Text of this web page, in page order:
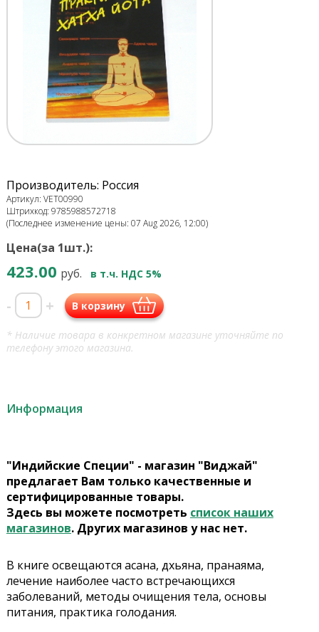
Производитель: Россия
Артикул: VET00990
Штрихкод: 9785988572718
(Последнее изменение цены: 07 Aug 2026, 12:00)
Цена(за 1шт.):
423.00 руб. в т.ч. НДС 5%
- + В корзину
* Наличие товара в конкретном магазине уточняйте по
телефону этого магазина.
Информация
"Индийские Специи" - магазин "Виджай"
предлагает Вам только качественные и
сертифицированные товары.
Здесь вы можете посмотреть список наших
магазинов. Других магазинов у нас нет.
В книге освещаются асана, дхьяна, пранаяма,
лечение наиболее часто встречающихся
заболеваний, методы очищения тела, основы
питания, практика голодания.